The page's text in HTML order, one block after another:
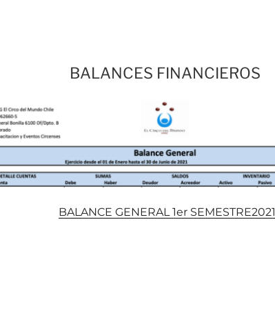
BALANCES FINANCIEROS
BALANCE GENERAL 1er SEMESTRE2021